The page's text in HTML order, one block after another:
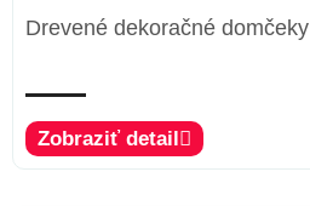
Drevené dekoračné domčeky
Zobraziť detail